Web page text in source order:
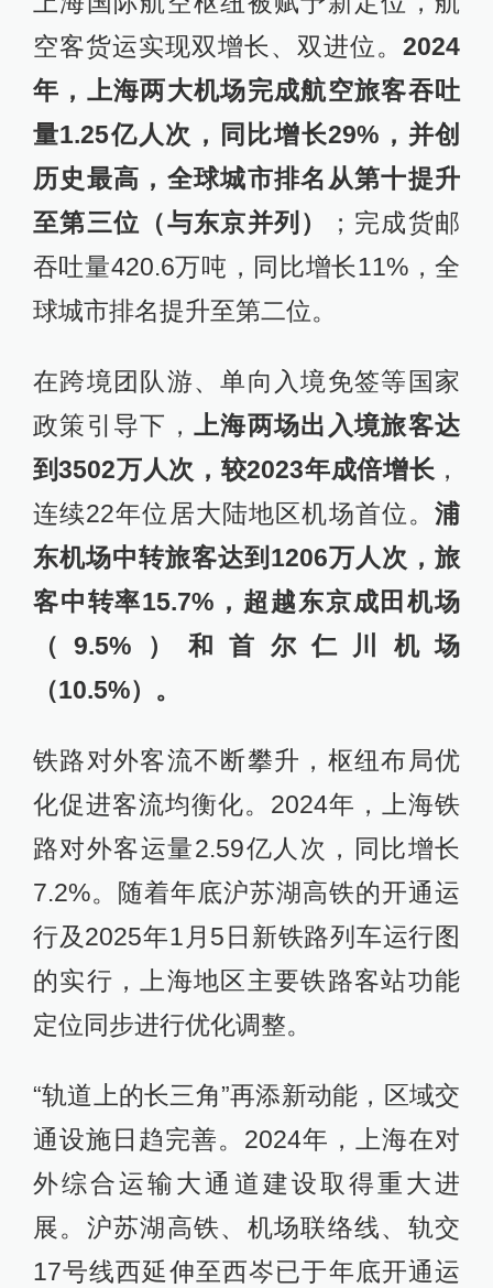
空客货运实现双增长、双进位。2024
年，上海两大机场完成航空旅客吞吐
量1.25亿人次，同比增长29%，并创
历史最高，全球城市排名从第十提升
至第三位（与东京并列）
；完成货邮
吞吐量420.6万吨，同比增长11%，全
球城市排名提升至第二位。
在跨境团队游、单向入境免签等国家
政策引导下， 上海两场出入境旅客达
到3502万人次，较2023年成倍增长，
连续22年位居大陆地区机场首位。浦
东机场中转旅客达到1206万人次，旅
客中转率15.7%，超越东京成田机场
（9.5%）和首尔仁川机场
（10.5%）。
铁路对外客流不断攀升，枢纽布局优
化促进客流均衡化。2024年，上海铁
路对外客运量2.59亿人次，同比增长
7.2%。随着年底沪苏湖高铁的开通运
行及2025年1月5日新铁路列车运行图
的实行，上海地区主要铁路客站功能
定位同步进行优化调整。
“轨道上的长三角”再添新动能，区域交
通设施日趋完善。2024年，上海在对
外综合运输大通道建设取得重大进
展。沪苏湖高铁、机场联络线、轨交
17号线西延伸至西岑已于年底开通运